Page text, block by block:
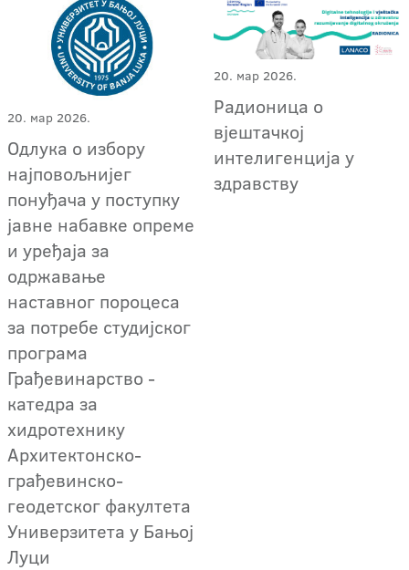
20. мар 2026.
Одлука о избору
најповољнијег
понуђача у поступку
јавне набавке опреме
и уређаја за
одржавање
наставног пороцеса
за потребе студијског
програма
Грађевинарство -
катедра за
хидротехнику
Архитектонско-
грађевинско-
геодетског факултета
Универзитета у Бањој
Луци
20. мар 2026.
Радионица о
вјештачкој
интелигенција у
здравству